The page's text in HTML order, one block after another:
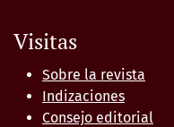
Visitas
Sobre la revista
Indizaciones
Consejo editorial